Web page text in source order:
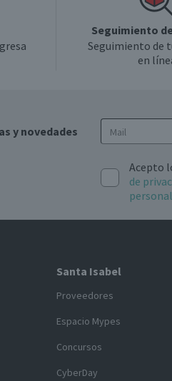
Seguimiento
Seguimiento de
en
y novedades
Acepto
de
Santa Isabel
Proveedores
Espacio Mypes
Concursos
CyberDay